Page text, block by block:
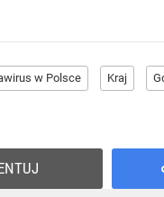
w Polsce Kraj